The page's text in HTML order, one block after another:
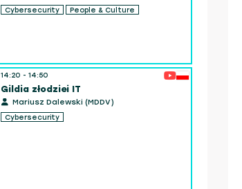
Cybersecurity
People & Culture
14:20 - 14:50
Gildia złodziei IT
Mariusz Dalewski (MDDV)
Cybersecurity